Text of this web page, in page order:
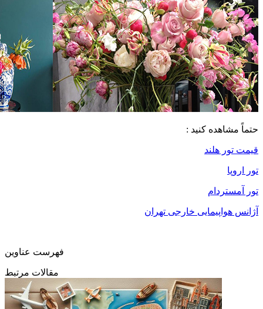
حتماً مشاهده کنید :
قیمت تور هلند
تور اروپا
تور آمستردام
آژانس هواپیمایی خارجی تهران
فهرست عناوین
مقالات مرتبط